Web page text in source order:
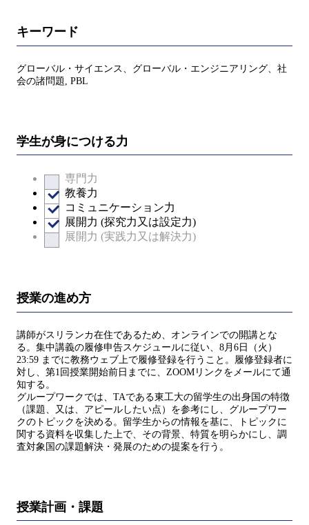
キーワード
グローバル・サイエンス、グローバル・エンジニアリング、社
会の諸問題, PBL
学生が身につける力
専門力
教養力
コミュニケーション力
展開力 (探究力又は設定力)
展開力 (実践力又は解決力)
授業の進め方
講師がスリランカ在住であるため、オンラインでの開講とな
る。集中講義の履修申告スケジュールに従い、8月6日（火）
23:59 までに教務ウェブ上で履修登録を行うこと。履修登録者に
対し、第1回授業開始前日までに、ZOOMリンクをメールにて通
知する。
グループワークでは、TAである東工大の留学生の出身国の特徴
（課題、又は、アピールしたい点）を参考にし、グループワー
クのトピックを決める。留学生からの情報を基に、トピックに
関する資料を収集した上で、その背景、特質を明らかにし、調
査対象国の課題解決・発展のための提案を行う。
授業計画・課題